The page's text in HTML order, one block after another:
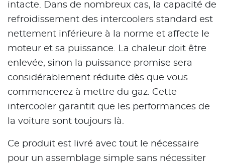
intacte. Dans de nombreux cas, la capacité de
refroidissement des intercoolers standard est
nettement inférieure à la norme et affecte le
moteur et sa puissance. La chaleur doit être
enlevée, sinon la puissance promise sera
considérablement réduite dès que vous
commencerez à mettre du gaz. Cette
intercooler garantit que les performances de
la voiture sont toujours là.
Ce produit est livré avec tout le nécessaire
pour un assemblage simple sans nécessiter